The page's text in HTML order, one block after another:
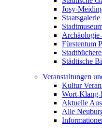
Josy-
Fürstentum
Städtische
Veranstaltungen
Kultur
Wort-
Aktuelle
Alle